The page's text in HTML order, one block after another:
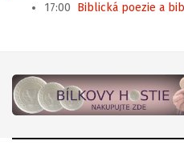
17:00 Biblická poezie a